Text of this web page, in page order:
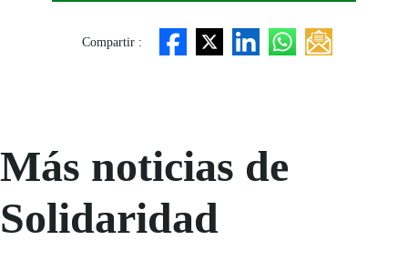
Compartir :
Más noticias de
Solidaridad